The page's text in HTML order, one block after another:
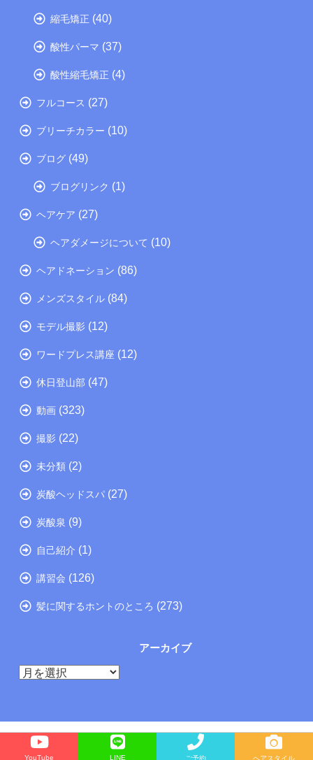
縮毛矯正 (40)
酸性パーマ (37)
酸性縮毛矯正 (4)
フルコース (27)
ブリーチカラー (10)
ブログ (49)
ブログリンク (1)
ヘアケア (27)
ヘアダメージについて (10)
ヘアドネーション (86)
メンズスタイル (84)
モデル撮影 (12)
ワードプレス講座 (12)
休日登山部 (47)
動画 (323)
撮影 (22)
未分類 (2)
炭酸ヘッドスパ (27)
炭酸泉 (9)
自己紹介 (1)
講習会 (126)
髪に関するホントのところ (273)
アーカイブ
ア
ブ
YouTube LINE ご予約 ヘアスタイル
Copyright©
たつの市の美容院メーカー講師が教えるぺったんこ髪の解決方法ブログ, 2023 All